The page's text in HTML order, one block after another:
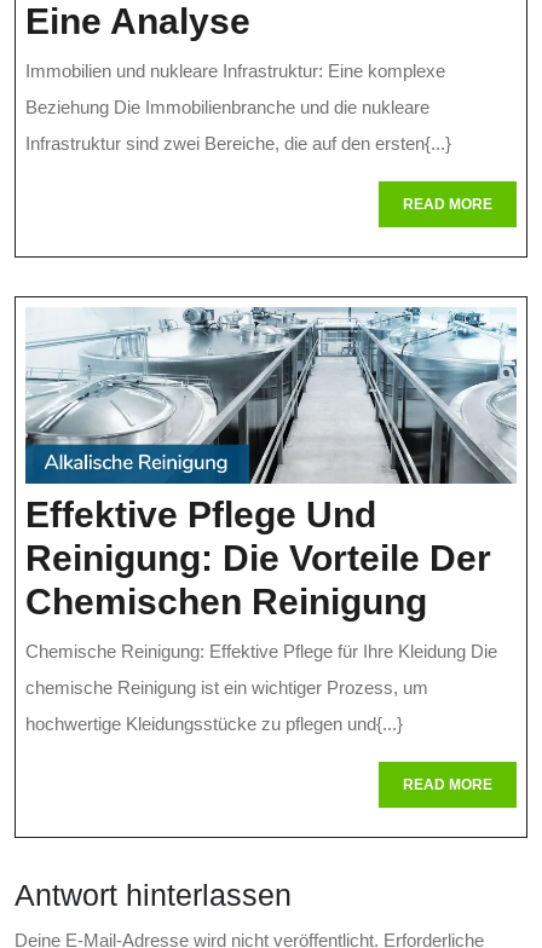
Eine Analyse
Komplexe
Verbindung
Zwischen
Immobilien
Infrastruktur:
Eine
Analyse
Immobilien und nukleare Infrastruktur: Eine komplexe
Beziehung Die Immobilienbranche und die nukleare
Infrastruktur sind zwei Bereiche, die auf den ersten{...}
READ MOREREAD
MORE
Effektive Pflege Und
Reinigung: Die Vorteile Der
Chemischen Reinigung
Pflege
Und
Die
Chemische Reinigung: Effektive Pflege für Ihre Kleidung Die
chemische Reinigung ist ein wichtiger Prozess, um
hochwertige Kleidungsstücke zu pflegen und{...}
READ MOREREAD
MORE
Antwort hinterlassen
Deine E-Mail-Adresse wird nicht veröffentlicht. Erforderliche